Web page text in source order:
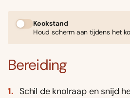
Kookstand
Houd scherm aan tijdens het
Bereiding
Schil de knolraap en snijd